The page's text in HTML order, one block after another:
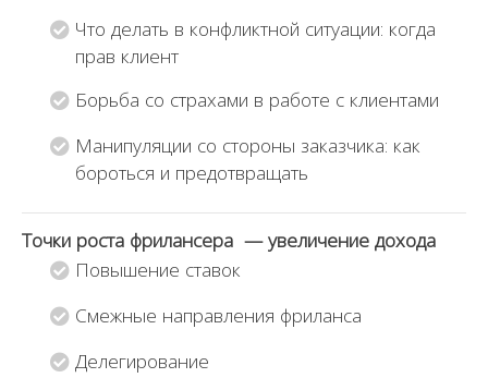
Что делать в конфликтной ситуации: когда
прав клиент
Борьба со страхами в работе с клиентами
Манипуляции со стороны заказчика: как
бороться и предотвращать
Точки роста фрилансера — увеличение дохода
Повышение ставок
Смежные направления фриланса
Делегирование